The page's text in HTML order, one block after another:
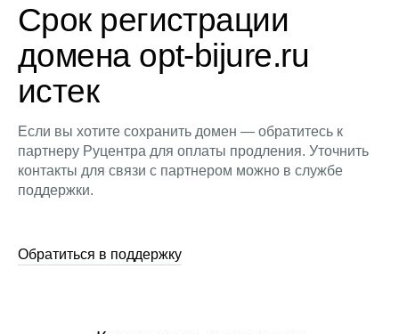
Срок регистрации
домена opt-bijure.ru
истек
Если вы хотите сохранить домен — обратитесь к
партнеру Руцентра для оплаты продления. Уточнить
контакты для связи с партнером можно в службе
поддержки.
Обратиться в поддержку